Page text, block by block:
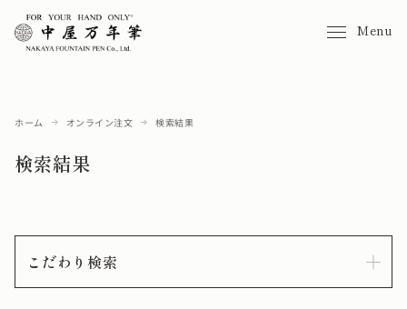
Menu
ホーム オンライン注文 検索結果
検索結果
こだわり検索